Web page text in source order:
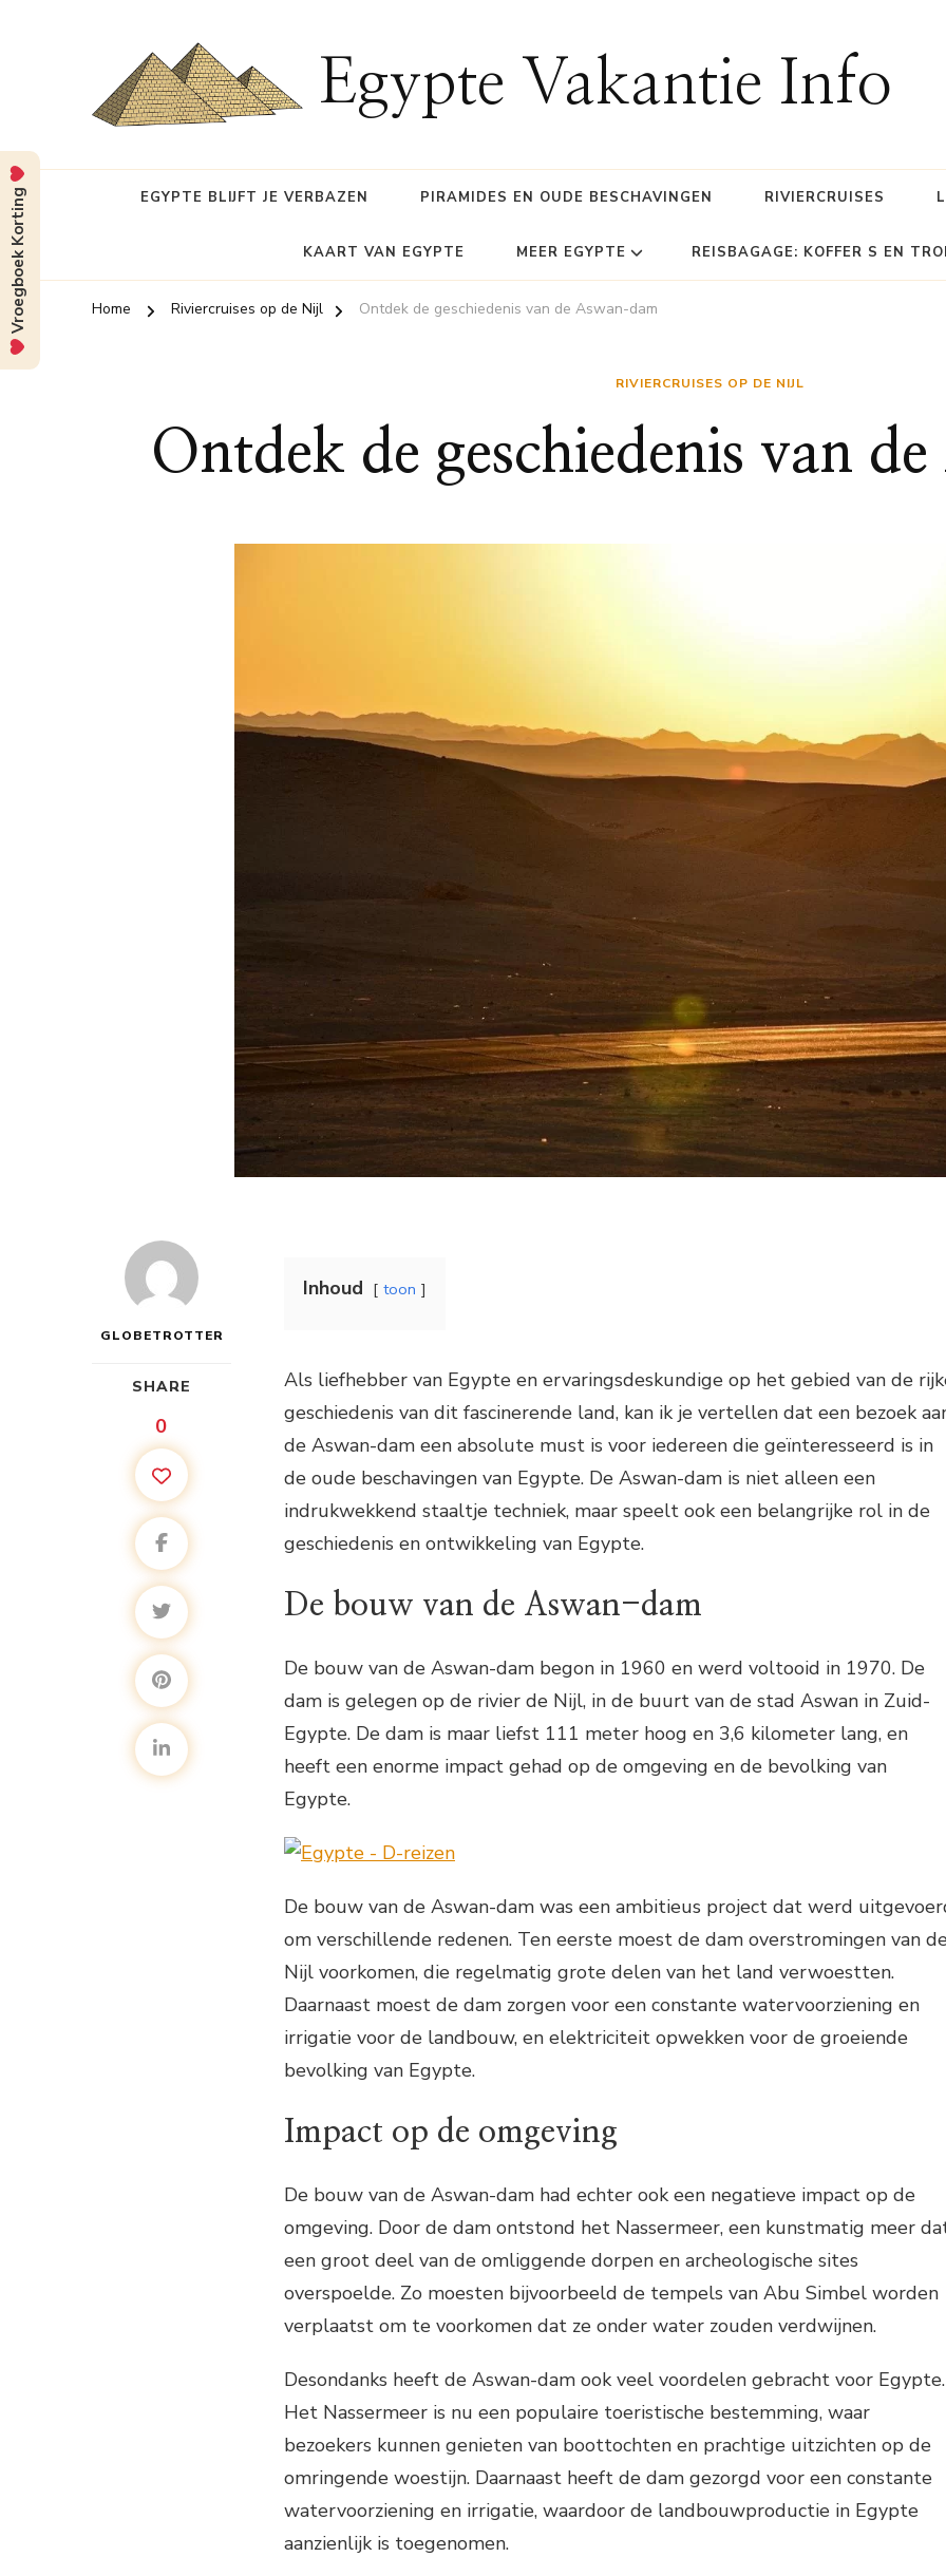
Egypte Vakantie Info
EGYPTE BLIJFT JE VERBAZEN PIRAMIDES EN OUDE BESCHAVINGEN RIVIERCRUISES
KAART VAN EGYPTE MEER EGYPTE REISBAGAGE: KOFFER S EN
Home Riviercruises op de Nijl Ontdek de geschiedenis van de Aswan-dam
RIVIERCRUISES OP DE NIJL
Ontdek de geschiedenis van
GLOBETROTTER
SHARE
0
Inhoud toon
Als liefhebber van Egypte en ervaringsdeskundige op het gebied van de
geschiedenis van dit fascinerende land, kan ik je vertellen dat een bezoek
de Aswan-dam een absolute must is voor iedereen die geïnteresseerd is in
de oude beschavingen van Egypte. De Aswan-dam is niet alleen een
indrukwekkend staaltje techniek, maar speelt ook een belangrijke rol in de
geschiedenis en ontwikkeling van Egypte.
De bouw van de Aswan-dam
De bouw van de Aswan-dam begon in 1960 en werd voltooid in 1970. De
dam is gelegen op de rivier de Nijl, in de buurt van de stad Aswan in Zuid-
Egypte. De dam is maar liefst 111 meter hoog en 3,6 kilometer lang, en
heeft een enorme impact gehad op de omgeving en de bevolking van
Egypte.
De bouw van de Aswan-dam was een ambitieus project dat werd
om verschillende redenen. Ten eerste moest de dam overstromingen van
Nijl voorkomen, die regelmatig grote delen van het land verwoestten.
Daarnaast moest de dam zorgen voor een constante watervoorziening en
irrigatie voor de landbouw, en elektriciteit opwekken voor de groeiende
bevolking van Egypte.
Impact op de omgeving
De bouw van de Aswan-dam had echter ook een negatieve impact op de
omgeving. Door de dam ontstond het Nassermeer, een kunstmatig meer
een groot deel van de omliggende dorpen en archeologische sites
overspoelde. Zo moesten bijvoorbeeld de tempels van Abu Simbel worden
verplaatst om te voorkomen dat ze onder water zouden verdwijnen.
Desondanks heeft de Aswan-dam ook veel voordelen gebracht voor Egypte.
Het Nassermeer is nu een populaire toeristische bestemming, waar
bezoekers kunnen genieten van boottochten en prachtige uitzichten op de
omringende woestijn. Daarnaast heeft de dam gezorgd voor een constante
watervoorziening en irrigatie, waardoor de landbouwproductie in Egypte
aanzienlijk is toegenomen.
Vroegboek Korting